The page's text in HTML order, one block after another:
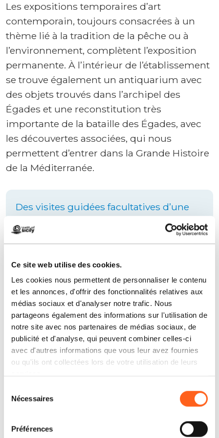
Ce site web utilise des cookies.
Les cookies nous permettent de personnaliser le contenu
et les annonces, d'offrir des fonctionnalités relatives aux
médias sociaux et d'analyser notre trafic. Nous
partageons également des informations sur l'utilisation de
notre site avec nos partenaires de médias sociaux, de
publicité et d'analyse, qui peuvent combiner celles-ci
avec d'autres informations que vous leur avez fournies
ou qu'ils ont collectées lors de votre utilisation de leurs
Nécessaires
Préférences
Les expositions temporaires d’art
contemporain, toujours consacrées à un
thème lié à la tradition de la pêche ou à
l’environnement, complètent l’exposition
permanente. À l’intérieur de l’établissement
se trouve également un antiquarium avec
des objets trouvés dans l’archipel des
Égades et une reconstitution très
importante de la bataille des Égades, avec
les découvertes associées, qui nous
permettent d’entrer dans la Grande Histoire
de la Méditerranée.
Des visites guidées facultatives d’une
heure sont incluses dans le prix du
billet.
www.facebook.com/exstabilimento
floriofavignana
Via Amendola 29;
Billets pleins / réduits 6/3 € ; heures 10-
14)